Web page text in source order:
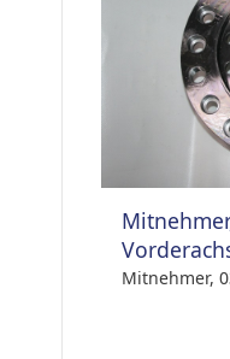
Mitnehmer,